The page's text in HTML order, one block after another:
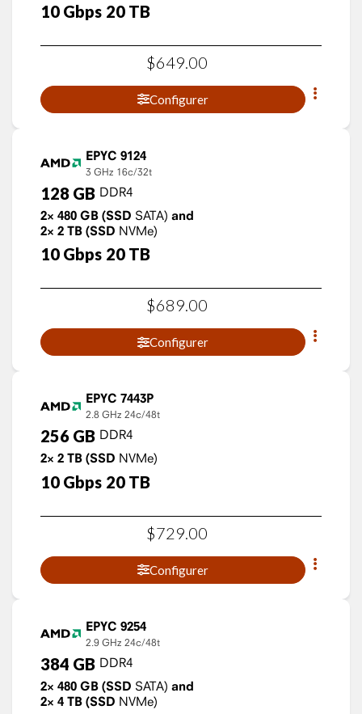
10 Gbps 20 TB
$649 00
Configurer
EPYC 9124
3 GHz 16c/32t
128 GB DDR4
2× 480 GB (SSD SATA) and
2× 2 TB (SSD NVMe)
10 Gbps 20 TB
$689.00
Configurer
EPYC 7443P
2.8 GHz 24c/48t
256 GB DDR4
2× 2 TB (SSD NVMe)
10 Gbps 20 TB
$729 00
Configurer
EPYC 9254
2.9 GHz 24c/48t
384 GB DDR4
2× 480 GB (SSD SATA) and
2× 4 TB (SSD NVMe)